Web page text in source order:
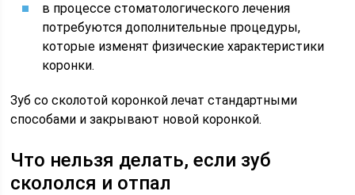
в процессе стоматологического лечения
потребуются дополнительные процедуры,
которые изменят физические характеристики
коронки.
Зуб со сколотой коронкой лечат стандартными
способами и закрывают новой коронкой.
Что нельзя делать, если зуб
скололся и отпал